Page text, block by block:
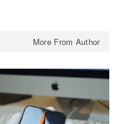
More From Author